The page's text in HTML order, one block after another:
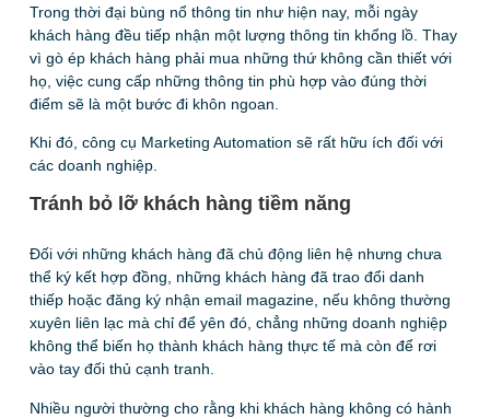
Trong thời đại bùng nổ thông tin như hiện nay, mỗi ngày
khách hàng đều tiếp nhận một lượng thông tin khổng lồ. Thay
vì gò ép khách hàng phải mua những thứ không cần thiết với
họ, việc cung cấp những thông tin phù hợp vào đúng thời
điểm sẽ là một bước đi khôn ngoan.
Khi đó, công cụ Marketing Automation sẽ rất hữu ích đối với
các doanh nghiệp.
Tránh bỏ lỡ khách hàng tiềm năng
Đối với những khách hàng đã chủ động liên hệ nhưng chưa
thể ký kết hợp đồng, những khách hàng đã trao đổi danh
thiếp hoặc đăng ký nhận email magazine, nếu không thường
xuyên liên lạc mà chỉ để yên đó, chẳng những doanh nghiệp
không thể biến họ thành khách hàng thực tế mà còn để rơi
vào tay đối thủ cạnh tranh.
Nhiều người thường cho rằng khi khách hàng không có hành